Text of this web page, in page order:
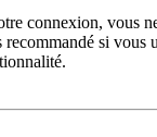
connexion, vous
si